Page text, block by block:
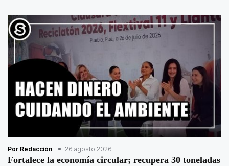
Por Redacción 26 agosto 2026
Fortalece la economía circular; recupera 30 toneladas